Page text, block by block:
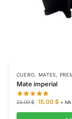
CUERO, MATES,
Mate imperial
22.00$ 15.00 $ + IVA